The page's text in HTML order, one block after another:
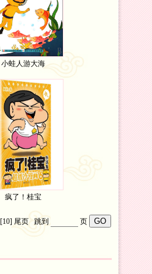
小蛙人游大海
疯了！桂宝
[10] 尾页跳到 页